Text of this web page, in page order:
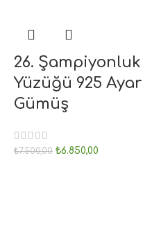
26. Şampiyonluk
Yüzüğü 925 Ayar
Gümüş
₺7.500,00 ₺6.850,00